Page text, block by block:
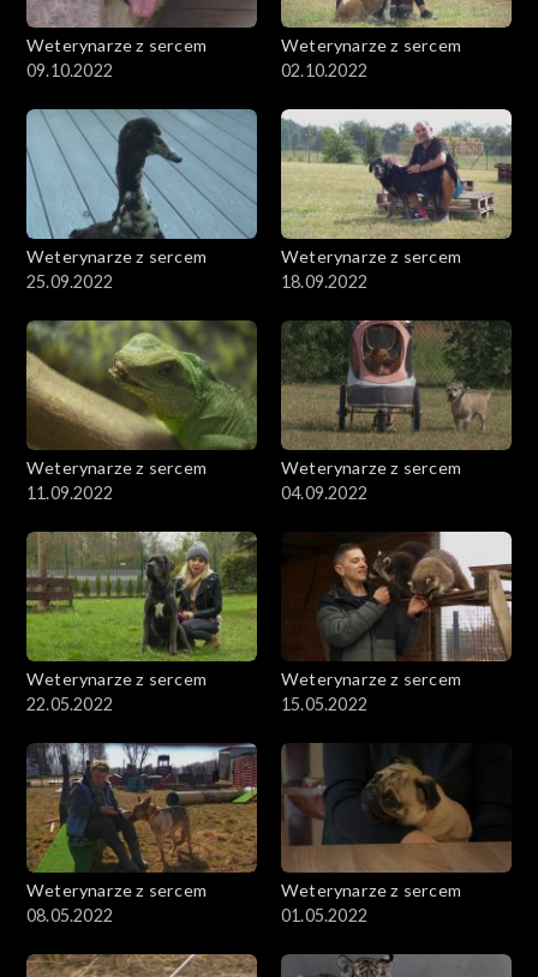
Weterynarze z sercem
09.10.2022
Weterynarze z sercem
02.10.2022
Weterynarze z sercem
25.09.2022
Weterynarze z sercem
18.09.2022
Weterynarze z sercem
11.09.2022
Weterynarze z sercem
04.09.2022
Weterynarze z sercem
22.05.2022
Weterynarze z sercem
15.05.2022
Weterynarze z sercem
08.05.2022
Weterynarze z sercem
01.05.2022